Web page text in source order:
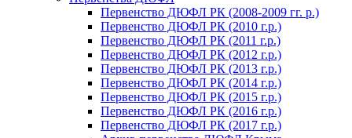
Первенство ДЮФЛ РК (2008-2009 гг. р.)
Первенство ДЮФЛ РК (2010 г.р.)
Первенство ДЮФЛ РК (2011 г.р.)
Первенство ДЮФЛ РК (2012 г.р.)
Первенство ДЮФЛ РК (2013 г.р.)
Первенство ДЮФЛ РК (2014 г.р.)
Первенство ДЮФЛ РК (2015 г.р.)
Первенство ДЮФЛ РК (2016 г.р.)
Первенство ДЮФЛ РК (2017 г.р.)